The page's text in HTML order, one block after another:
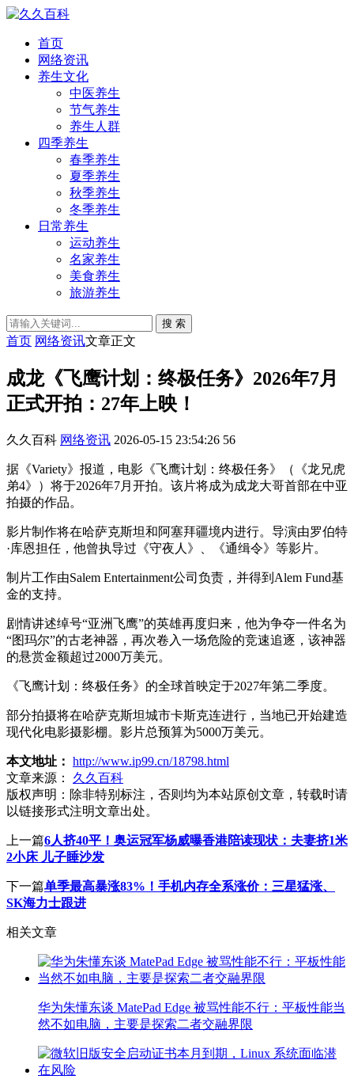
首页
网络资讯
养生文化
中医养生
节气养生
养生人群
四季养生
春季养生
夏季养生
秋季养生
冬季养生
日常养生
运动养生
名家养生
美食养生
旅游养生
搜 索
首页 网络资讯文章正文
成龙《飞鹰计划：终极任务》2026年7月
正式开拍：27年上映！
久久百科 网络资讯 2026-05-15 23:54:26 56
据《Variety》报道，电影《飞鹰计划：终极任务》（《龙兄虎
弟4》）将于2026年7月开拍。该片将成为成龙大哥首部在中亚
拍摄的作品。
影片制作将在哈萨克斯坦和阿塞拜疆境内进行。导演由罗伯特
·库恩担任，他曾执导过《守夜人》、《通缉令》等影片。
制片工作由Salem Entertainment公司负责，并得到Alem Fund基
金的支持。
剧情讲述绰号“亚洲飞鹰”的英雄再度归来，他为争夺一件名为
“图玛尔”的古老神器，再次卷入一场危险的竞速追逐，该神器
的悬赏金额超过2000万美元。
《飞鹰计划：终极任务》的全球首映定于2027年第二季度。
部分拍摄将在哈萨克斯坦城市卡斯克连进行，当地已开始建造
现代化电影摄影棚。影片总预算为5000万美元。
本文地址： http://www.ip99.cn/18798.html
文章来源：
久久百科
版权声明： 除非特别标注，否则均为本站原创文章，转载时请
以链接形式注明文章出处。
上一篇6人挤40平！奥运冠军杨威曝香港陪读现状：夫妻挤1米
2小床 儿子睡沙发
下一篇单季最高暴涨83%！手机内存全系涨价：三星猛涨、
SK海力士跟进
相关文章
华为朱懂东谈 MatePad Edge 被骂性能不行：平板性能当
然不如电脑，主要是探索二者交融界限